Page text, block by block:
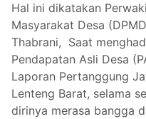
Hal ini dikatakan
Masyarakat Desa
Thabrani, Saat
Pendapatan Asli Desa
Laporan Pertanggung
Lenteng Barat, selama
dirinya merasa bangga